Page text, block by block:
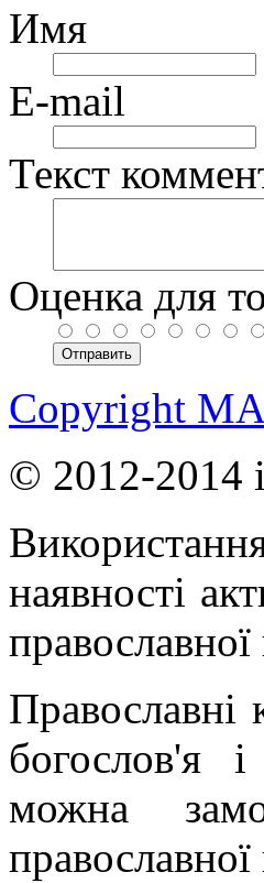
Имя
E-mail
Текст
Оценка для
Copyright
© 2012-2014
наявності
Православні
богослов'я
можна